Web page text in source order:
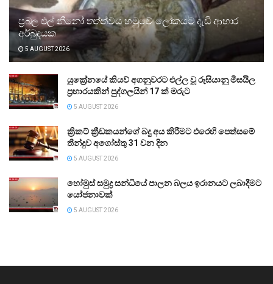
ප්‍රබල එල් නීනෝ තත්ත්වය හමුවේ ලෝකයට දැඩි ආහාර
අර්බුදයක
5 AUGUST 2026
යුක්‍රේනයේ කියව් අගනුවරට එල්ල වූ රුසියානු මිසයිල
ප්‍රහාරයකින් පුද්ගලයින් 17 ක් මරුට
5 AUGUST 2026
ක්‍රිකට් ක්‍රීඩකයන්ගේ බදු අය කිරීමට එරෙහි පෙත්සමේ
තීන්දුව අගෝස්තු 31 වන දින
5 AUGUST 2026
හෝමුස් සමුද්‍ර සන්ධියේ පාලන බලය ඉරානයට ලබාදීමට
යෝජනාවක්
5 AUGUST 2026